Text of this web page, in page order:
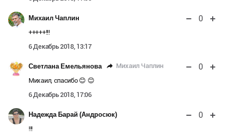
Михаил Чаплин 0
+++++!!!
6 Декабрь 2018, 13:17
Светлана Емельянова Михаил Чаплин 0
Михаил, спасибо 😊 😊
6 Декабрь 2018, 17:06
Надежда Барай (Андросюк) 0
!!!